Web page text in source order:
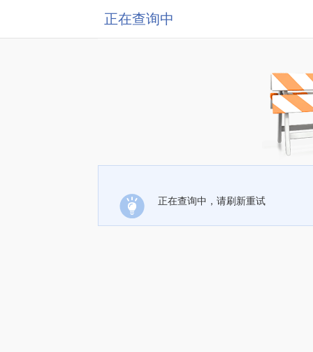
正在查询中
正在查询中，请刷新重试